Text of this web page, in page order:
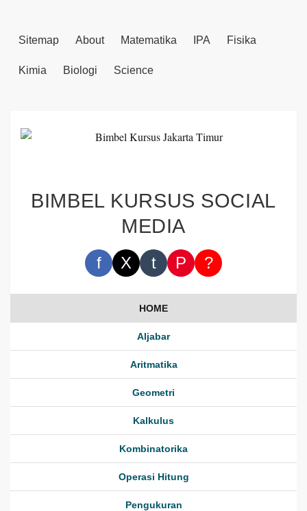
Sitemap About Matematika IPA Fisika
Kimia Biologi Science
BIMBEL KURSUS SOCIAL
MEDIA
f X t P ?
HOME
Aljabar
Aritmatika
Geometri
Kalkulus
Kombinatorika
Operasi Hitung
Pengukuran